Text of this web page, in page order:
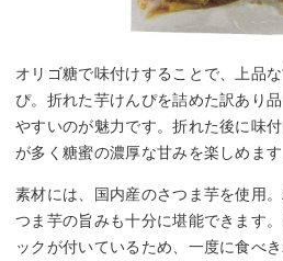
オリゴ糖で味付けすることで、上品
ぴ。折れた芋けんぴを詰めた訳あり
やすいのが魅力です。折れた後に味
が多く糖蜜の濃厚な甘みを楽しめます
素材には、国内産のさつま芋を使用
つま芋の旨みも十分に堪能できます
ックが付いているため、一度に食べ